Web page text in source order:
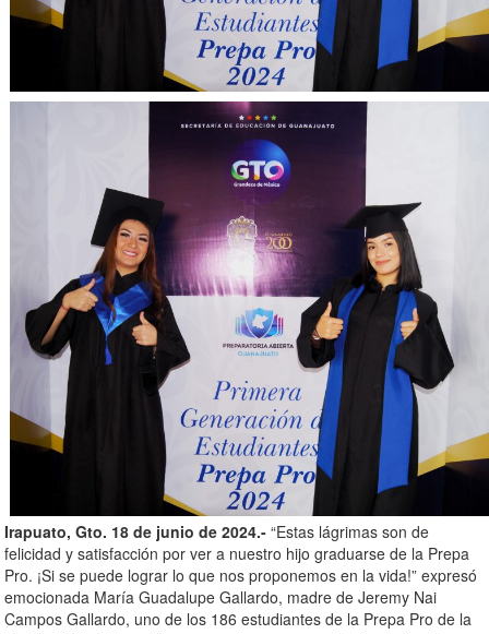
Irapuato, Gto. 18 de junio de 2024.-“Estas lágrimas son de
felicidad y satisfacción por ver a nuestro hijo graduarse de la Prepa
Pro. ¡Si se puede lograr lo que nos proponemos en la vida!” expresó
emocionada María Guadalupe Gallardo, madre de Jeremy Nai
Campos Gallardo, uno de los 186 estudiantes de la Prepa Pro de la